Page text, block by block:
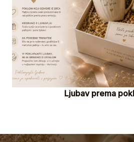
Ljubav prema